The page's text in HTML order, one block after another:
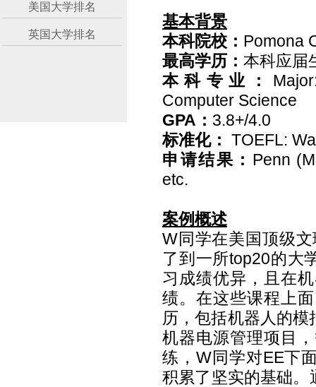
美国大学排名
英国大学排名
基本背景
本科院校： Pomona
最高学历： 本科应届
本科专业：
Computer Science
GPA ： 3.8+/4.0
标准化： TOEFL:
申请结果： Penn
etc.
案例概述
W同学在美国顶级
了到一所top20的大
习成绩优异，且在
绩。在这些课程上
历，包括机器人的
机器电源管理项目
练， W同学对EE下
积累了坚实的基础